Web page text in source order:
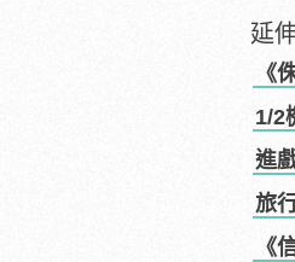
延
《
1/2
進
旅
《